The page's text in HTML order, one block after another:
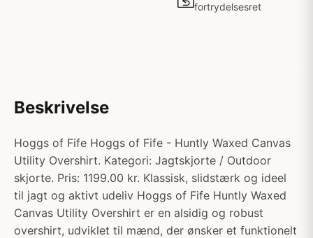
fortrydelsesret
Beskrivelse
Hoggs of Fife Hoggs of Fife - Huntly Waxed Canvas
Utility Overshirt. Kategori: Jagtskjorte / Outdoor
skjorte. Pris: 1199.00 kr. Klassisk, slidstærk og ideel
til jagt og aktivt udeliv Hoggs of Fife Huntly Waxed
Canvas Utility Overshirt er en alsidig og robust
overshirt, udviklet til mænd, der ønsker et funktionelt